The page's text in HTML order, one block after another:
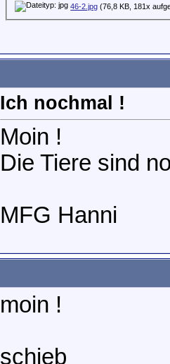
46-2.jpg (76,8 KB, 181x
Ich nochmal !
Moin !
Die Tiere sind
MFG Hanni
moin !
schieb